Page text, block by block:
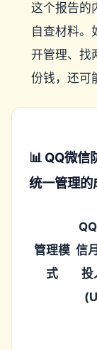
这个报告的
自查材料。
开管理、找
份钱，还可
📊 QQ微信
统一管理的
管理模
式
信
投